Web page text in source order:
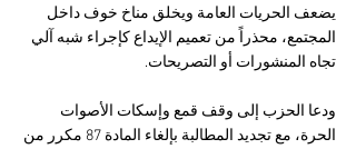
يضعف الحريات العامة ويخلق مناخ خوف داخل
المجتمع، محذراً من تعميم الإيداع كإجراء شبه آلي
تجاه المنشورات أو التصريحات.
ودعا الحزب إلى وقف قمع وإسكات الأصوات
الحرة، مع تجديد المطالبة بإلغاء المادة 87 مكرر من